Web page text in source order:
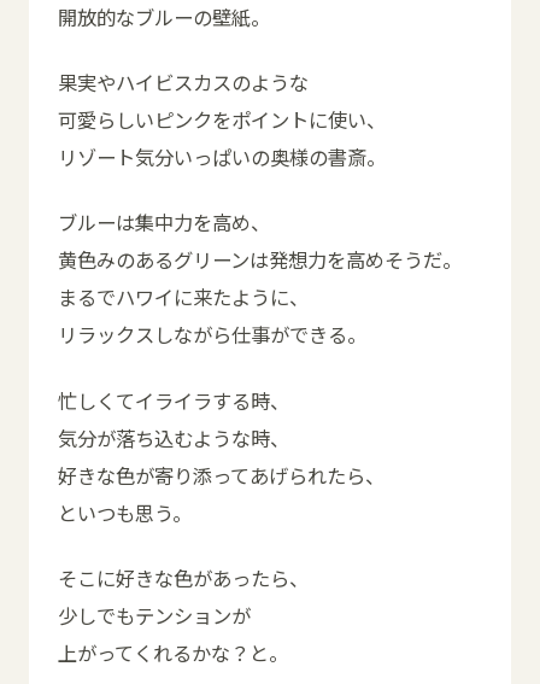
開放的なブルーの壁紙。
果実やハイビスカスのような
可愛らしいピンクをポイントに使い、
リゾート気分いっぱいの奥様の書斎。
ブルーは集中力を高め、
黄色みのあるグリーンは発想力を高めそうだ。
まるでハワイに来たように、
リラックスしながら仕事ができる。
忙しくてイライラする時、
気分が落ち込むような時、
好きな色が寄り添ってあげられたら、
といつも思う。
そこに好きな色があったら、
少しでもテンションが
上がってくれるかな？と。